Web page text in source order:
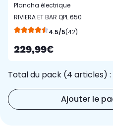
Plancha électrique
RIVIERA ET BAR QPL 650
noir gris à poser, 50x30
4.5/5(42)
229,99€
Total du pack (4 articles) :
Ajouter le